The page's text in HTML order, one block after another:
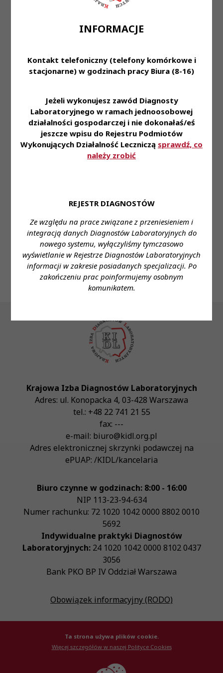
INFORMACJE
Kontakt telefoniczny (telefony komórkowe i
stacjonarne) w godzinach pracy Biura (8-16)
Jeżeli wykonujesz zawód Diagnosty
Laboratoryjnego w ramach jednoosobowej
działalności gospodarczej i nie dokonałaś/eś
jeszcze wpisu do Rejestru Podmiotów
Wykonujących Działalność Leczniczą sprawdź, co
należy zrobić
REJESTR DIAGNOSTÓW
Ze względu na prace związane z przeniesieniem i
integracją danych Diagnostów Laboratoryjnych do
nowego systemu, wyłączyliśmy tymczasowo
wyświetlanie w Rejestrze Diagnostów Laboratoryjnych
informacji w zakresie posiadanych specjalizacji. Po
zakończeniu prac poinformujemy osobnym
komunikatem.
Odpowiedzialność, umiejętność pracy w zespole,
podejmowanie decyzji w sytuacjach nagłych
Łukasza SP ZOZ w Tarnowie - Dział Diagnostyki
Laboratoryjnej
Wymagane wykształcenie: wyższe kierunkowe
Proponowane wynagrodzenie: zgodnie z ustawą
Forma zatrudnienia: umowa o pracę
Wymiar czasu pracy: pełny etat
Imię i nazwisko: Małgorzata Mietelska
Telefon: 14 6315204
e- mail: kadry@lukasz.med.pl
Krajowa Izba Diagnostów Laboratoryjnych
Adres: ul. Konopacka 4, 03-428 Warszawa
tel.: +48 22 741 21 55
fax: ---
e-mail: biuro@kidl.org.pl
Adres elektronicznej skrzynki podawczej na
ePUAP: /KIDL/kancelaria
Biuro czynne w godzinach: 8:00 - 16:00
NIP 113-23-94-634
Numer rachunku: 72 1020 1042 0000 8802 0010
5692
Indywidualne praktyki Diagnostów
Laboratoryjnych:24 1020 1042 0000 8102 0437
3056
Bank PKO BP IV Oddział Warszawa
Obowiązek informacyjny (RODO)
© Krajowa Izba Diagnostów Laboratoryjnych 2026
Ta strona używa plików cookie.
Więcej szczegółów w naszej Polityce Cookies